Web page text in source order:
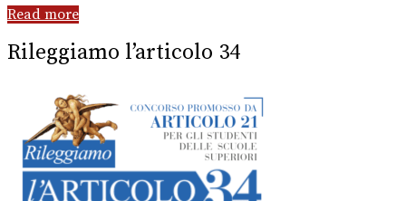
Read more
Rileggiamo l’articolo 34